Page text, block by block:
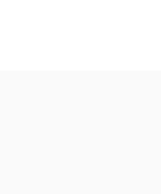
- Exist to Create